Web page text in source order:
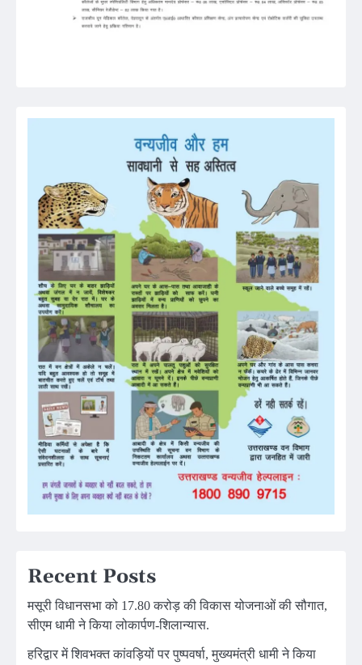
Recent Posts
मसूरी विधानसभा को 17.80 करोड़ की विकास योजनाओं की सौगात,
सीएम धामी ने किया लोकार्पण-शिलान्यास.
हरिद्वार में शिवभक्त कांवड़ियों पर पुष्पवर्षा, मुख्यमंत्री धामी ने किया